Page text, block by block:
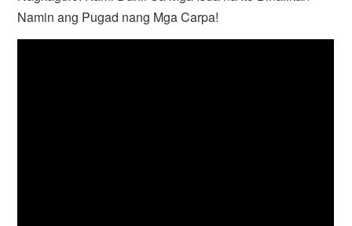
Namin ang Pugad nang Mga Carpa!